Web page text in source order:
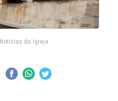
Notícias da Igreja